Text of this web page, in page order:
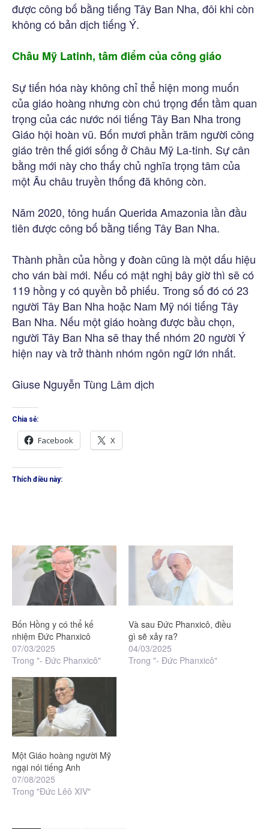
được công bố bằng tiếng Tây Ban Nha, đôi khi còn
không có bản dịch tiếng Ý.
Châu Mỹ Latinh, tâm điểm của công giáo
Sự tiến hóa này không chỉ thể hiện mong muốn
của giáo hoàng nhưng còn chú trọng đến tầm quan
trọng của các nước nói tiếng Tây Ban Nha trong
Giáo hội hoàn vũ. Bốn mươi phần trăm người công
giáo trên thế giới sống ở Châu Mỹ La-tinh. Sự cân
bằng mới này cho thấy chủ nghĩa trọng tâm của
một Âu châu truyền thống đã không còn.
Năm 2020, tông huấn Querida Amazonia lần đầu
tiên được công bố bằng tiếng Tây Ban Nha.
Thành phần của hồng y đoàn cũng là một dấu hiệu
cho ván bài mới. Nếu có mật nghị bây giờ thì sẽ có
119 hồng y có quyền bỏ phiếu. Trong số đó có 23
người Tây Ban Nha hoặc Nam Mỹ nói tiếng Tây
Ban Nha. Nếu một giáo hoàng được bầu chọn,
người Tây Ban Nha sẽ thay thế nhóm 20 người Ý
hiện nay và trở thành nhóm ngôn ngữ lớn nhất.
Giuse Nguyễn Tùng Lâm dịch
Chia sẻ:
Facebook X
Thích điều này:
Bốn Hồng y có thể kế
nhiệm Đức Phanxicô
07/03/2025
Trong "- Đức Phanxicô"
Và sau Đức Phanxicô, điều
gì sẽ xảy ra?
04/03/2025
Trong "- Đức Phanxicô"
Một Giáo hoàng người Mỹ
ngại nói tiếng Anh
07/08/2025
Trong "Đức Lêô XIV"